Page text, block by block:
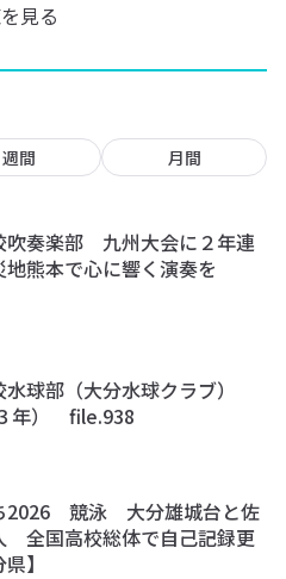
見る
週間 月間
吹奏楽部 九州大会に２年連
熊本で心に響く演奏を
水球部（大分水球クラブ）
年） file.938
2026 競泳 大分雄城台と佐
全国高校総体で自己記録更
】